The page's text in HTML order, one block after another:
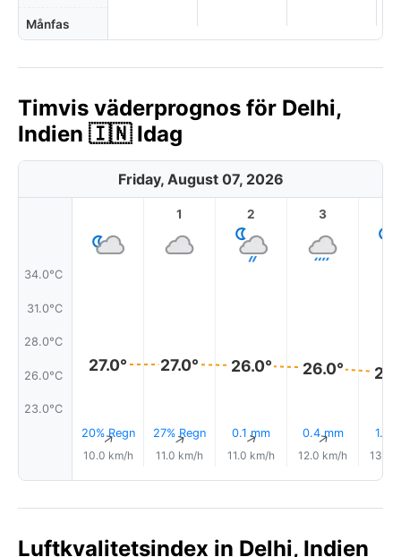
Månfas
Timvis väderprognos för Delhi,
Indien 🇮🇳 Idag
Friday, August 07, 2026
34.0°C
31.0°C
28.0°C
26.0°C
23.0°C
27.0°
20% Regn
↑
10.0 km/h
1
27.0°
27% Regn
↑
11.0 km/h
2
26.0°
0.1 mm
↑
11.0 km/h
3
26.0°
0.4 mm
↑
12.0 km/h
1.3
13.0
Luftkvalitetsindex in Delhi, Indien